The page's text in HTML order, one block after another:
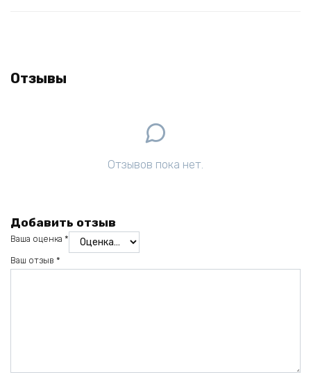
Отзывы
Отзывов пока нет.
Добавить отзыв
Ваша оценка *
Ваш отзыв *